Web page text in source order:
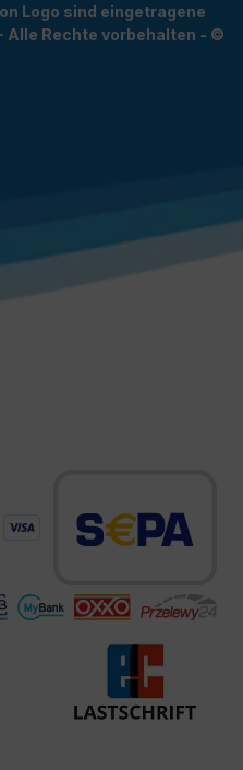
Logo sind eingetragene
Alle Rechte vorbehalten - ©